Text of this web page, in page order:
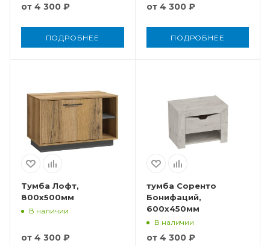
от 4 300 ₽
ПОДРОБНЕЕ
от 4 300 ₽
ПОДРОБНЕЕ
Тумба Лофт,
800x500мм
В наличии
от 4 300 ₽
тумба Соренто
Бонифаций,
600x450мм
В наличии
от 4 300 ₽